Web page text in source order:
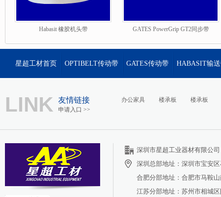
Habasit 橡胶机头带 GATES PowerGrip GT2同步带
星超工材首页 OPTIBELT传动带 GATES传动带 HABASIT输
LINK 友情链接
申请入口 >>
办公家具 楼承板 楼承板
深圳市星超工业器材有限公司
深圳总部地址：深圳市宝安
合肥分部地址：合肥市马鞍
江苏分部地址：苏州市相城